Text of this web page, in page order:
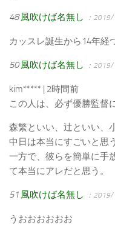
48 風吹けば名無し ：
カッスレ誕生から14年経
50 風吹けば名無し ：
kim***** | 2時間前
この人は、必ず優勝監督
森繁といい、辻といい、
中日は本当にすごいと思う
一方で、彼らを簡単に手
て本当にアレだと思う。
51 風吹けば名無し ：
うおおおおおお